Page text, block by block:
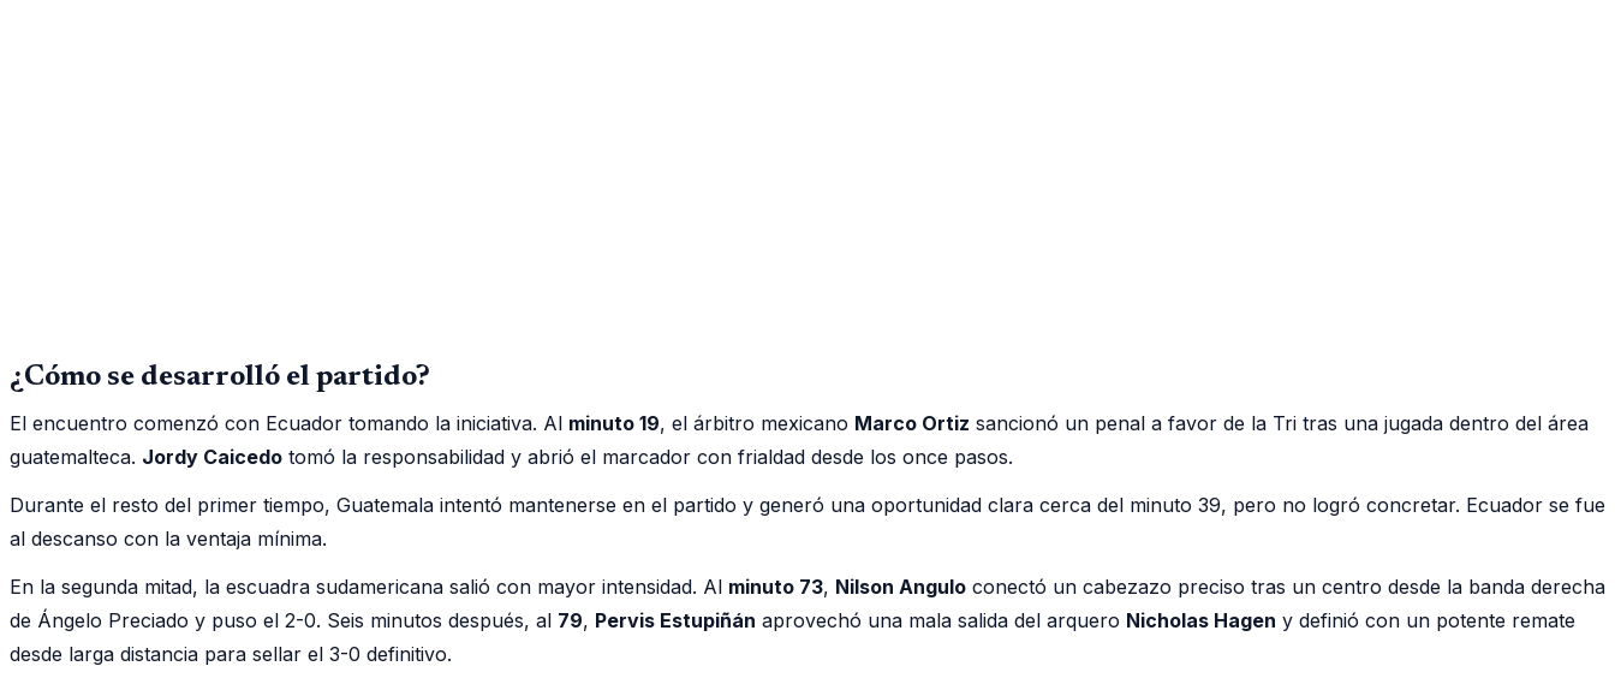
¿Cómo se desarrolló el partido?
El encuentro comenzó con Ecuador tomando la iniciativa. Al minuto 19, el árbitro mexicano Marco Ortiz sancionó un penal a favor de la Tri tras una jugada dentro del área
guatemalteca. Jordy Caicedo tomó la responsabilidad y abrió el marcador con frialdad desde los once pasos.
Durante el resto del primer tiempo, Guatemala intentó mantenerse en el partido y generó una oportunidad clara cerca del minuto 39, pero no logró concretar. Ecuador se fue
al descanso con la ventaja mínima.
En la segunda mitad, la escuadra sudamericana salió con mayor intensidad. Al minuto 73, Nilson Angulo conectó un cabezazo preciso tras un centro desde la banda derecha
de Ángelo Preciado y puso el 2-0. Seis minutos después, al 79, Pervis Estupiñán aprovechó una mala salida del arquero Nicholas Hagen y definió con un potente remate
desde larga distancia para sellar el 3-0 definitivo.